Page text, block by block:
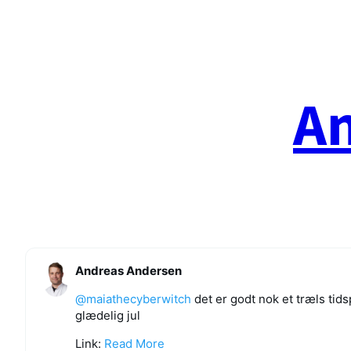
Andreas Andersen
@maiathecyberwitch det er godt nok et træls
glædelig jul
Link: Read More